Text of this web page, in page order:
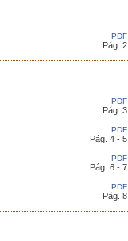
PDF
Pág. 2
PDF
Pág. 3
PDF
Pág. 4 - 5
PDF
Pág. 6 - 7
PDF
Pág. 8